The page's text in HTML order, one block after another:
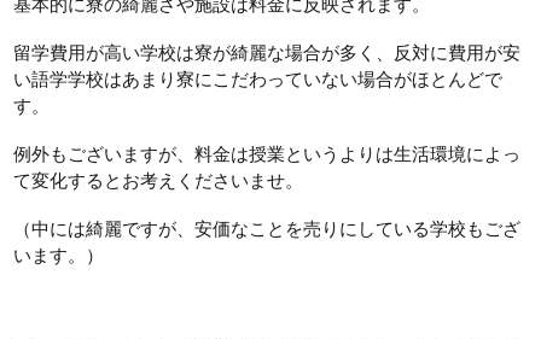
留学費用が高い学校は寮が綺麗な場合が多く、反対に費用が安
い語学学校はあまり寮にこだわっていない場合がほとんどで
す。
例外もございますが、料金は授業というよりは生活環境によっ
て変化するとお考えくださいませ。
（中には綺麗ですが、安価なことを売りにしている学校もござ
います。）